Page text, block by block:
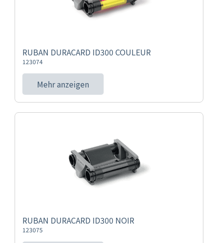
RUBAN DURACARD ID300 COULEUR
123074
Mehr anzeigen
RUBAN DURACARD ID300 NOIR
123075